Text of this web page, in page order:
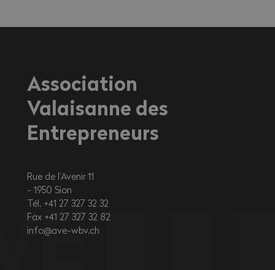
fortement exposés à la chaleur.
Association
Valaisanne des
Entrepreneurs
Rue de l’Avenir 11
1950 Sion
Tél. +41 27 327 32 32
Fax +41 27 327 32 82
info@ave-wbv.ch